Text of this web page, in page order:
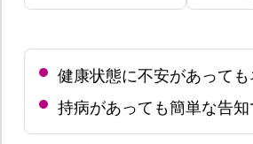
健康状態に不安があっても
持病があっても簡単な告